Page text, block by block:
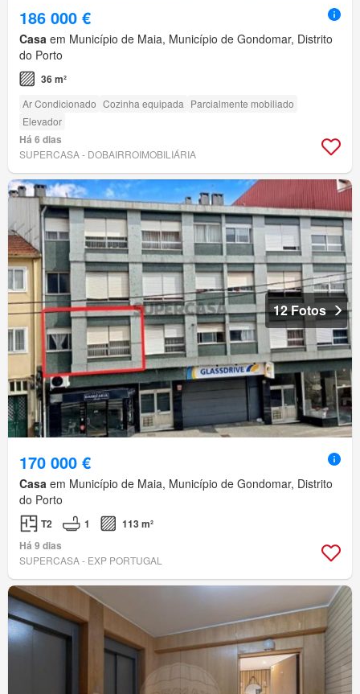
186 000 €
Casa em Município de Maia, Município de Gondomar, Distrito
do Porto
36 m²
Ar Condicionado Cozinha equipada Parcialmente mobiliado
Elevador
Há 6 dias
SUPERCASA - DOBAIRROIMOBILIÁRIA
12 Fotos
170 000 €
Casa em Município de Maia, Município de Gondomar, Distrito
do Porto
T2 1
113 m²
Há 9 dias
SUPERCASA - EXP PORTUGAL